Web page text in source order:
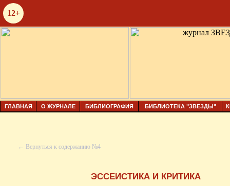
12+
ГЛАВНАЯ О ЖУРНАЛЕ БИБЛИОГРАФИЯ БИБЛИОТЕКА "ЗВЕЗДЫ"
← Вернуться к содержанию №4
ЭССЕИСТИКА И КРИТИКА